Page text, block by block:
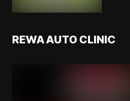
REWA AUTO CLINIC